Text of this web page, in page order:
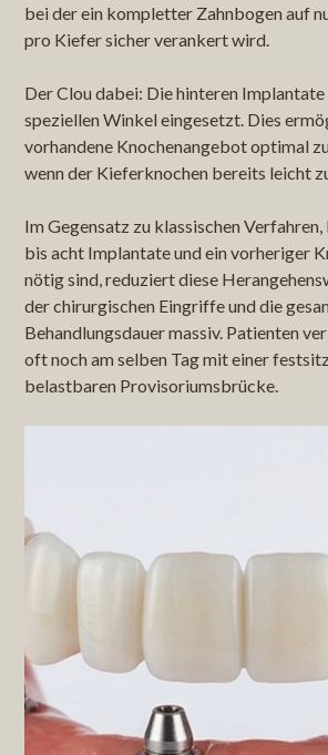
bei der ein kompletter Zahnbogen auf
pro Kiefer sicher verankert wird.
Der Clou dabei: Die hinteren Implantate
speziellen Winkel eingesetzt. Dies
vorhandene Knochenangebot optimal
wenn der Kieferknochen bereits leicht
Im Gegensatz zu klassischen
bis acht Implantate und ein vorheriger
nötig sind, reduziert diese
der chirurgischen Eingriffe und die
Behandlungsdauer massiv. Patienten
oft noch am selben Tag mit einer
belastbaren Provisoriumsbrücke.